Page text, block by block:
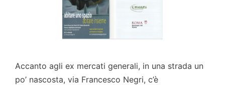
Accanto agli ex mercati generali, in una strada un
po’ nascosta, via Francesco Negri, c’è